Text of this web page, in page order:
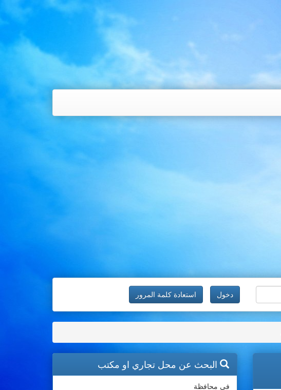
دخول استعادة كلمة المرور
البحث عن محل تجاري او مكتب
في محافظة